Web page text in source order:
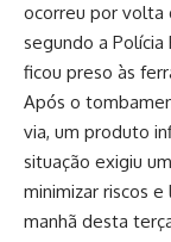
ocorreu por volta
segundo a
ficou preso às
Após o
via, um produto
situação exigiu
minimizar riscos
manhã desta